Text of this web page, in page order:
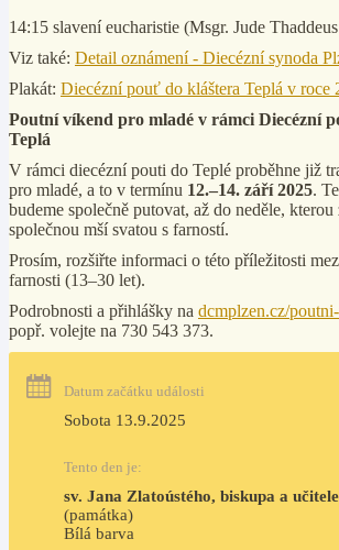
14:15 slavení eucharistie (Msgr. Jude
Viz také: Detail oznámení - Diecézní synoda
Plakát: Diecézní pouť do kláštera Teplá v roce
Poutní víkend pro mladé v rámci Diecézní
Teplá
V rámci diecézní pouti do Teplé proběhne již
pro mladé, a to v termínu 12.–14. září 2025.
budeme společně putovat, až do neděle,
společnou mší svatou s farností.
Prosím, rozšiřte informaci o této příležitosti
farnosti (13–30 let).
Podrobnosti a přihlášky na dcmplzen.cz/
popř. volejte na 730 543 373.
Datum začátku události
Sobota 13.9.2025
Tento den je:
sv. Jana Zlatoústého, biskupa a
(památka)
Bílá